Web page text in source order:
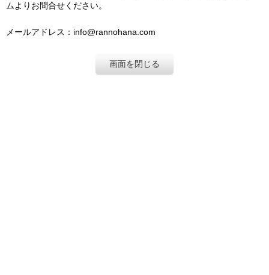
ムよりお問合せください。
メールアドレス：info@rannohana.com
画面を閉じる